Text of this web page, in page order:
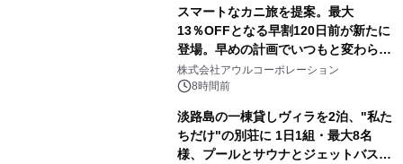
スマートなカニ旅を提案。最大
13％OFFとなる早割120日前が新たに
登場。早めの計画でいつもと変わらぬ
大人の冬旅を。ー夕日ヶ浦温泉「佳松
苑 別邸ふうか」ー
株式会社アウルコーポレーション
8時間前
淡路島の一棟貸しヴィラを2泊、"私た
ちだけ"の別荘に 1日1組・最大8名
様、プールとサウナとジェットバス付